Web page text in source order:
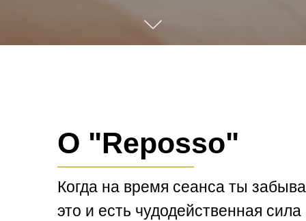
О "Reposso"
Когда на время сеанса ты
это и есть чудодейственная